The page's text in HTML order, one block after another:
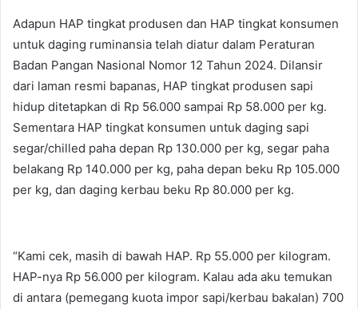
Adapun HAP tingkat produsen dan HAP tingkat konsumen
untuk daging ruminansia telah diatur dalam Peraturan
Badan Pangan Nasional Nomor 12 Tahun 2024. Dilansir
dari laman resmi bapanas, HAP tingkat produsen sapi
hidup ditetapkan di Rp 56.000 sampai Rp 58.000 per kg.
Sementara HAP tingkat konsumen untuk daging sapi
segar/chilled paha depan Rp 130.000 per kg, segar paha
belakang Rp 140.000 per kg, paha depan beku Rp 105.000
per kg, dan daging kerbau beku Rp 80.000 per kg.
“Kami cek, masih di bawah HAP. Rp 55.000 per kilogram.
HAP-nya Rp 56.000 per kilogram. Kalau ada aku temukan
di antara (pemegang kuota impor sapi/kerbau bakalan) 700